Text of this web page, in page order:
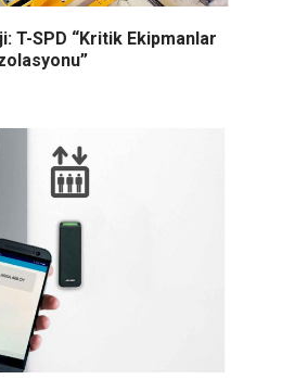
T-SPD “Kritik Ekipmanlar